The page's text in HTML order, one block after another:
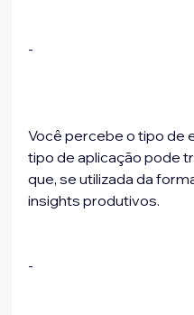
-
Você percebe o tipo de
tipo de aplicação pode
que, se utilizada da
insights produtivos.
-